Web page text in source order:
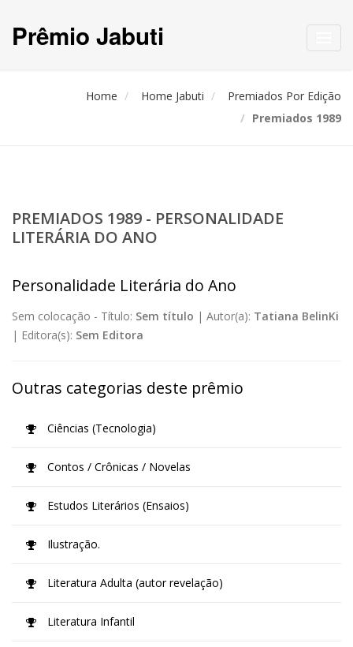
Prêmio Jabuti
Home Home Jabuti
Premiados Por Edição
Premiados 1989
PREMIADOS 1989 - PERSONALIDADE
LITERÁRIA DO ANO
Personalidade Literária do Ano
Sem colocação - Título: Sem título | Autor(a): Tatiana BelinKi
| Editora(s): Sem Editora
Outras categorias deste prêmio
Ciências (Tecnologia)
Contos / Crônicas / Novelas
Estudos Literários (Ensaios)
Ilustração.
Literatura Adulta (autor revelação)
Literatura Infantil